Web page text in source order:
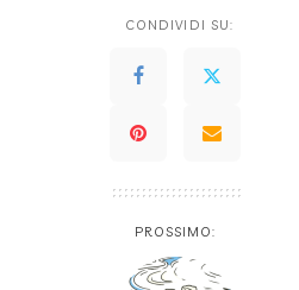
CONDIVIDI SU:
PROSSIMO: